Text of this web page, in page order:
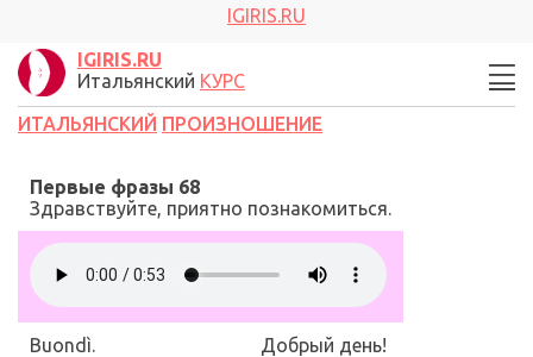
IGIRIS.RU
IGIRIS.RU
Итальянский КУРС
ИТАЛЬЯНСКИЙ ПРОИЗНОШЕНИЕ
Первые фразы 68
Здравствуйте, приятно познакомиться.
Buondì. Добрый день!